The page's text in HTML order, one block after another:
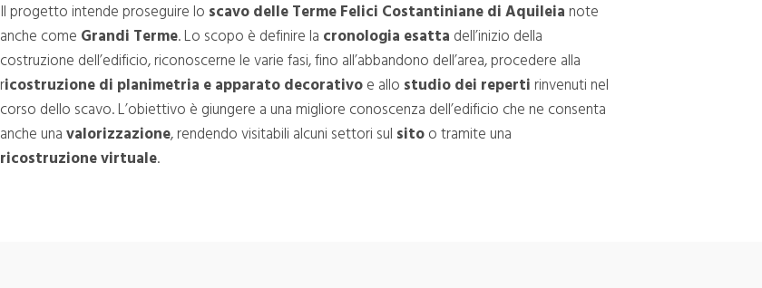
Il progetto intende proseguire lo scavo delle Terme Felici Costantiniane di Aquileia note
anche come Grandi Terme. Lo scopo è definire la cronologia esatta dell’inizio della
costruzione dell’edificio, riconoscerne le varie fasi, fino all’abbandono dell’area, procedere alla
ricostruzione di planimetria e apparato decorativo e allo studio dei reperti rinvenuti nel
corso dello scavo. L’obiettivo è giungere a una migliore conoscenza dell’edificio che ne consenta
anche una valorizzazione, rendendo visitabili alcuni settori sul sito o tramite una
ricostruzione virtuale.